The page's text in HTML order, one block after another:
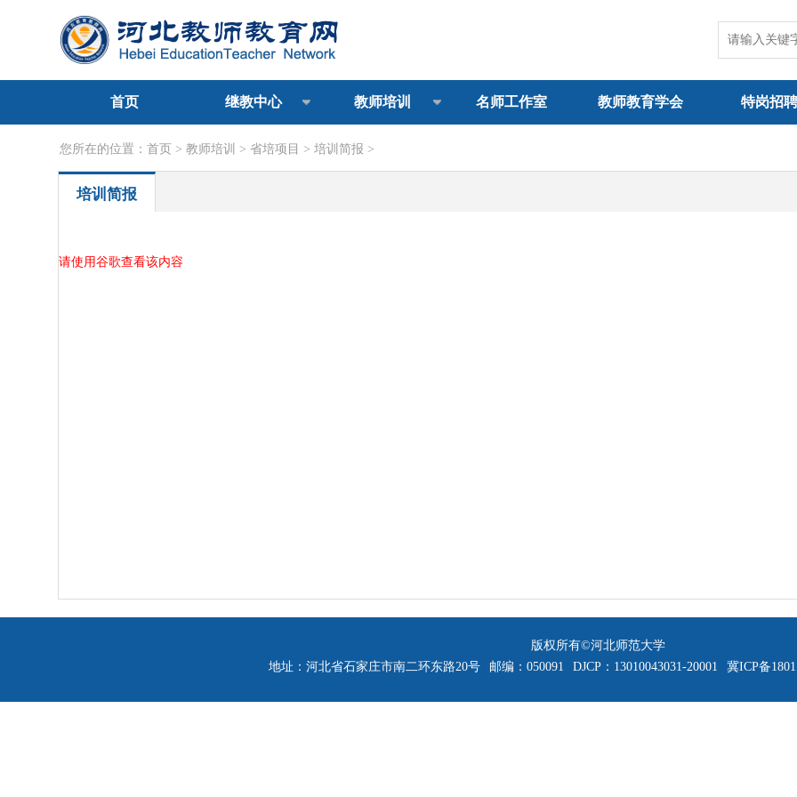
首页 继教中心 教师培训 名师工作室 教师教育学会 特岗招
您所在的位置：首页 >教师培训 >省培项目 >培训简报 >
培训简报
请使用谷歌查看该内容
版权所有©河北师范大学
地址：河北省石家庄市南二环东路20号
邮编：050091 DJCP：13010043031-20001 冀ICP备